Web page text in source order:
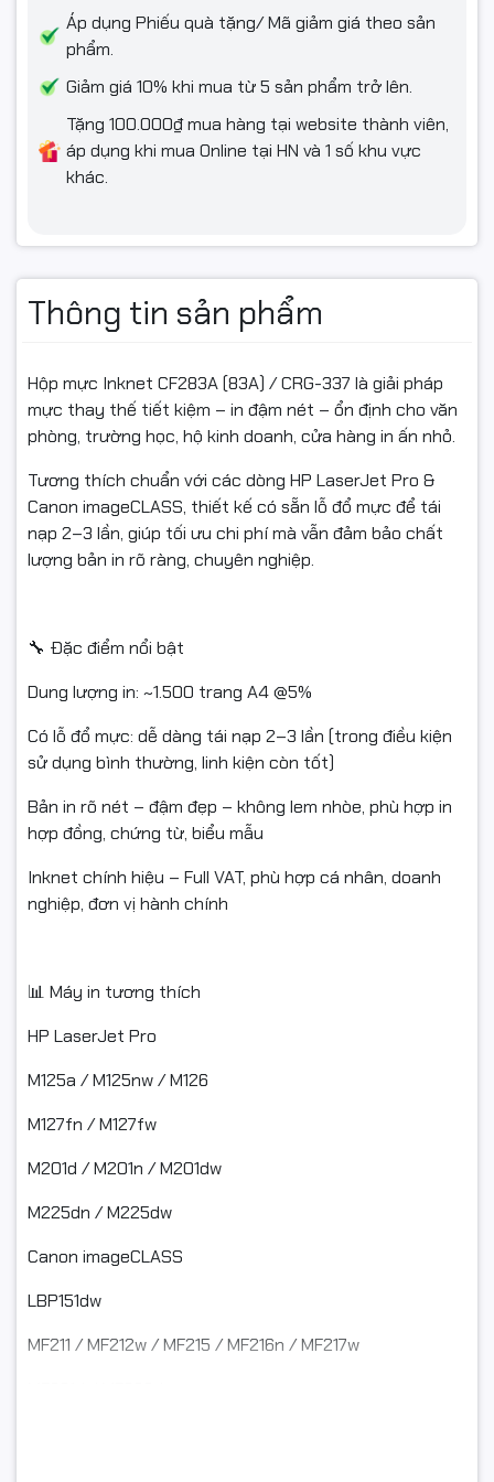
Áp dụng Phiếu quà tặng/ Mã giảm giá theo sản
phẩm.
Giảm giá 10% khi mua từ 5 sản phẩm trở lên.
Tặng 100.000₫ mua hàng tại website thành viên,
áp dụng khi mua Online tại HN và 1 số khu vực
khác.
Thông tin sản phẩm
Hộp mực Inknet CF283A (83A) / CRG-337 là giải pháp
mực thay thế tiết kiệm – in đậm nét – ổn định cho văn
phòng, trường học, hộ kinh doanh, cửa hàng in ấn nhỏ.
Tương thích chuẩn với các dòng HP LaserJet Pro &
Canon imageCLASS, thiết kế có sẵn lỗ đổ mực để tái
nạp 2–3 lần, giúp tối ưu chi phí mà vẫn đảm bảo chất
lượng bản in rõ ràng, chuyên nghiệp.
🔧 Đặc điểm nổi bật
Dung lượng in: ~1.500 trang A4 @5%
Có lỗ đổ mực: dễ dàng tái nạp 2–3 lần (trong điều kiện
sử dụng bình thường, linh kiện còn tốt)
Bản in rõ nét – đậm đẹp – không lem nhòe, phù hợp in
hợp đồng, chứng từ, biểu mẫu
Inknet chính hiệu – Full VAT, phù hợp cá nhân, doanh
nghiệp, đơn vị hành chính
📊 Máy in tương thích
HP LaserJet Pro
M125a / M125nw / M126
M127fn / M127fw
M201d / M201n / M201dw
M225dn / M225dw
Canon imageCLASS
LBP151dw
MF211 / MF212w / MF215 / MF216n / MF217w
→ Bảo vệ máy in tốt hơn, giảm nguy cơ hỏng gạt, trống, cụm
→ Đảm bảo bản in sắc nét, rõ ràng phục vụ công việc.
🧾 Cam kết từ Ngọc Thọ Computer
✅ Đóng gói chắc chắn – giao hàng toàn quốc
cấp
Bắt buộc quay video khi mở hộp từ lúc còn nguyên băng
keo/thùng đến khi thấy sản phẩm bên trong
→ Làm bằng chứng nếu có: hư hỏng, va đập, giao nhầm, thiếu
Nếu không sử dụng được / chưa biết cách dùng, vui lòng liên
nguyên nhân (tránh hiểu nhầm do cài đặt máy, drum, gạt...).
Đóng gói như ban đầu, không trầy xước/hư hỏng do tự tác
Đủ phụ kiện/tem/hộp/nhãn/hóa đơn (nếu có)